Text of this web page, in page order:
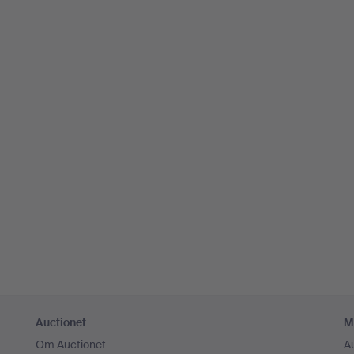
Auctionet
Om Auctionet